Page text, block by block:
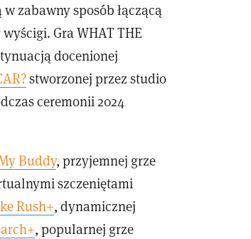
zabawny sposób łączącą
Gra WHAT THE
docenionej
stworzonej przez studio
ceremonii 2024
Buddy, przyjemnej grze
szczeniętami
Rush+, dynamicznej
, popularnej grze